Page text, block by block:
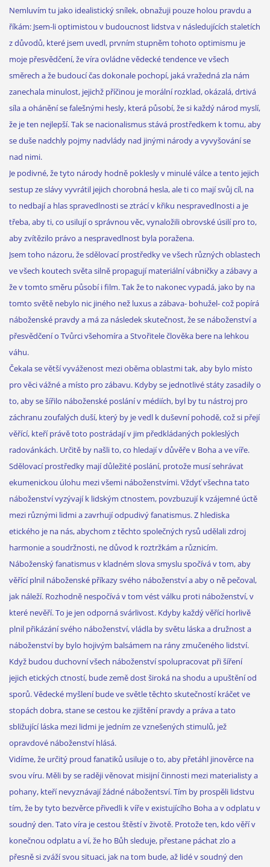
Nemluvím tu jako idealistický snílek, obnažuji pouze holou pravdu a
říkám: Jsem-li optimistou v budoucnost lidstva v následujících staletích
z důvodů, které jsem uvedl, prvním stupněm tohoto optimismu je
moje přesvědčení, že víra ovládne vědecké tendence ve všech
směrech a že budoucí čas dokonale pochopí, jaká vražedná zla nám
zanechala minulost, jejichž příčinou je morální rozklad, okázalá, drtivá
síla a ohánění se falešnými hesly, která působí, že si každý národ myslí,
že je ten nejlepší. Tak se nacionalismus stává prostředkem k tomu, aby
se duše nadchly pojmy nadvlády nad jinými národy a vyvyšování se
nad nimi.
Je podivné, že tyto národy hodně poklesly v minulé válce a tento jejich
sestup ze slávy vyvrátil jejich chorobná hesla, ale ti co mají svůj cíl, na
to nedbají a hlas spravedlnosti se ztrácí v křiku nespravedlnosti a je
třeba, aby ti, co usilují o správnou věc, vynaložili obrovské úsilí pro to,
aby zvítězilo právo a nespravedlnost byla poražena.
Jsem toho názoru, že sdělovací prostředky ve všech různých oblastech
ve všech koutech světa silně propagují materiální vábničky a zábavy a
že v tomto směru působí i film. Tak že to nakonec vypadá, jako by na
tomto světě nebylo nic jiného než luxus a zábava- bohužel- což popírá
náboženské pravdy a má za následek skutečnost, že se náboženství a
přesvědčení o Tvůrci všehomíra a Stvořitele člověka bere na lehkou
váhu.
Čekala se větší vyváženost mezi oběma oblastmi tak, aby bylo místo
pro věci vážné a místo pro zábavu. Kdyby se jednotlivé státy zasadily o
to, aby se šířilo náboženské poslání v médiích, byl by tu nástroj pro
záchranu zoufalých duší, který by je vedl k duševní pohodě, což si přejí
věřící, kteří právě toto postrádají v jim předkládaných pokleslých
radovánkách. Určitě by našli to, co hledají v důvěře v Boha a ve víře.
Sdělovací prostředky mají důležité poslání, protože musí sehrávat
ekumenickou úlohu mezi všemi náboženstvími. Vždyť všechna tato
náboženství vyzývají k lidským ctnostem, povzbuzují k vzájemné úctě
mezi různými lidmi a zavrhují odpudivý fanatismus. Z hlediska
etického je na nás, abychom z těchto společných rysů udělali zdroj
harmonie a soudržnosti, ne důvod k roztržkám a různicím.
Náboženský fanatismus v kladném slova smyslu spočívá v tom, aby
věřící plnil náboženské příkazy svého náboženství a aby o ně pečoval,
jak náleží. Rozhodně nespočívá v tom vést válku proti náboženství, v
které nevěří. To je jen odporná svárlivost. Kdyby každý věřící horlivě
plnil přikázání svého náboženství, vládla by světu láska a družnost a
náboženství by bylo hojivým balsámem na rány zmučeného lidství.
Když budou duchovní všech náboženství spolupracovat při šíření
jejich etických ctností, bude země dost široká na shodu a upuštění od
sporů. Vědecké myšlení bude ve světle těchto skutečností kráčet ve
stopách dobra, stane se cestou ke zjištění pravdy a práva a tato
sbližující láska mezi lidmi je jedním ze vznešených stimulů, jež
opravdové náboženství hlásá.
Vidíme, že určitý proud fanatiků usiluje o to, aby přetáhl jinověrce na
svou víru. Měli by se raději věnovat misijní činnosti mezi materialisty a
pohany, kteří nevyznávají žádné nábožentsví. Tím by prospěli lidstvu
tím, že by tyto bezvěrce přivedli k víře v existujícího Boha a v odplatu v
soudný den. Tato víra je cestou štěstí v životě. Protože ten, kdo věří v
konečnou odplatu a ví, že ho Bůh sleduje, přestane páchat zlo a
přesně si zváží svou situaci, jak na tom bude, až lidé v soudný den